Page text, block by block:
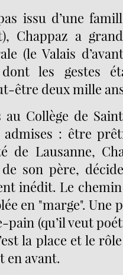
issu d’une
Chappaz a
(le Valais
les gestes
être deux mille
au Collège de
admises : être
de Lausanne,
son père,
inédit. Le
en "marge". Une
pain (qu’il veut
la place et le
en avant.